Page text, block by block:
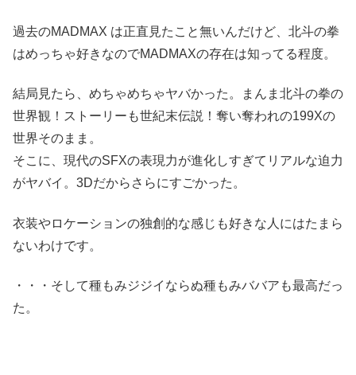
過去のMADMAX は正直見たこと無いんだけど、北斗の拳
はめっちゃ好きなのでMADMAXの存在は知ってる程度。
結局見たら、めちゃめちゃヤバかった。まんま北斗の拳の
世界観！ストーリーも世紀末伝説！奪い奪われの199Xの
世界そのまま。
そこに、現代のSFXの表現力が進化しすぎてリアルな迫力
がヤバイ。3Dだからさらにすごかった。
衣装やロケーションの独創的な感じも好きな人にはたまら
ないわけです。
・・・そして種もみジジイならぬ種もみババアも最高だっ
た。